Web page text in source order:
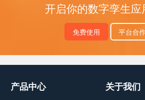
开启你的数字孪生应
免费使用 平台合
产品中心 关于我们